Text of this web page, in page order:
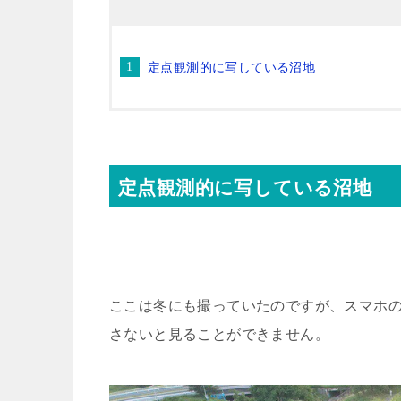
定点観測的に写している沼地
定点観測的に写している沼地
ここは冬にも撮っていたのですが、スマホ
さないと見ることができません。